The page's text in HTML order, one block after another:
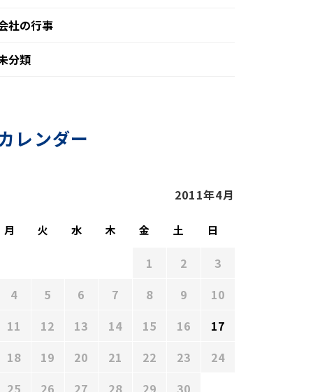
社の行事
分類
レンダー
2011年4月
月 火 水 木 金 土 日
1 2
3
4
5 6 7 8 9
10
11
12 13 14 15 16
17
18
19 20 21 22 23
24
25
26 27 28 29
30